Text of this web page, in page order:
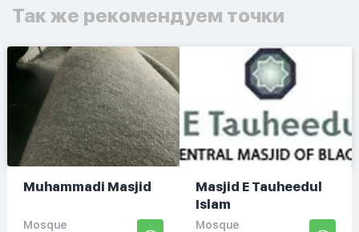
Так же рекомендуем точки
Muhammadi Masjid
Mosque
Masjid E Tauheedul
Islam
Mosque